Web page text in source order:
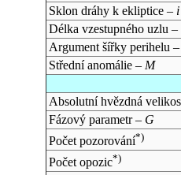
Sklon dráhy k ekliptice – i
Délka vzestupného uzlu –
Argument šířky perihelu
Střední anomálie – M
Absolutní hvězdná
Fázový parametr – G
Počet pozorování*)
Počet opozic*)